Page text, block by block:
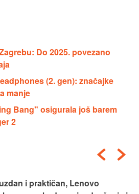
Do 2025. povezano
(2. gen): značajke
manje
Bang" osigurala još barem
2
i praktičan, Lenovo